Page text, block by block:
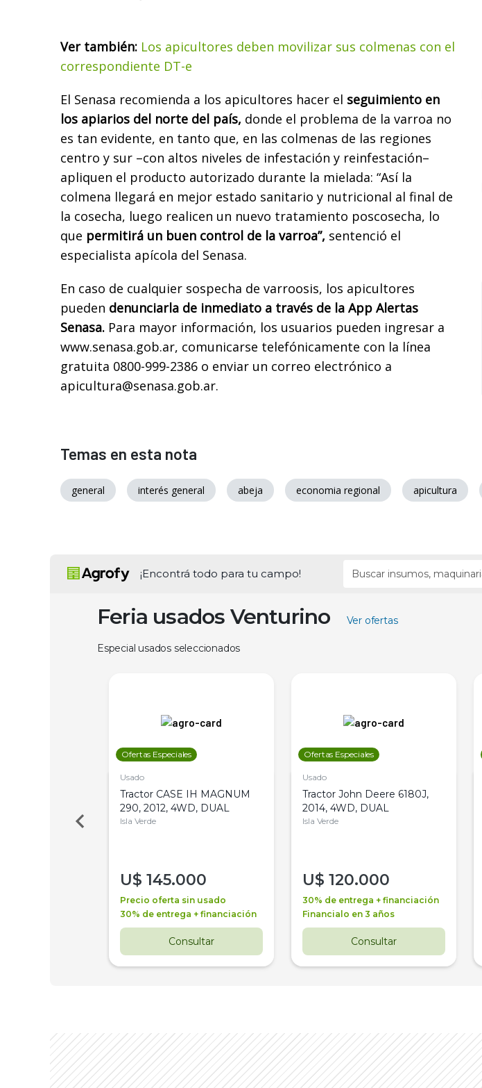
Ver también: Los apicultores deben movilizar sus colmenas con el
correspondiente DT-e
El Senasa recomienda a los apicultores hacer el seguimiento en
los apiarios del norte del país, donde el problema de la varroa no
es tan evidente, en tanto que, en las colmenas de las regiones
centro y sur –con altos niveles de infestación y reinfestación–
apliquen el producto autorizado durante la mielada: “Así la
colmena llegará en mejor estado sanitario y nutricional al final de
la cosecha, luego realicen un nuevo tratamiento poscosecha, lo
que permitirá un buen control de la varroa”, sentenció el
especialista apícola del Senasa.
En caso de cualquier sospecha de varroosis, los apicultores
pueden denunciarla de inmediato a través de la App Alertas
Senasa. Para mayor información, los usuarios pueden ingresar a
www.senasa.gob.ar, comunicarse telefónicamente con la línea
gratuita 0800-999-2386 o enviar un correo electrónico a
apicultura@senasa.gob.ar.
Temas en esta nota
general interés general abeja economia regional apicultura
¡Encontrá todo para tu campo!
Feria usados Venturino Ver ofertas
Especial usados seleccionados
Ofertas Especiales
Usado
Tractor CASE IH MAGNUM
290, 2012, 4WD, DUAL
Isla Verde
U$ 145.000
Precio oferta sin usado
30% de entrega + financiación
Consultar
Ofertas Especiales
Usado
Tractor John Deere 6180J,
2014, 4WD, DUAL
Isla Verde
U$ 120.000
30% de entrega + financiación
Financialo en 3 años
Consultar